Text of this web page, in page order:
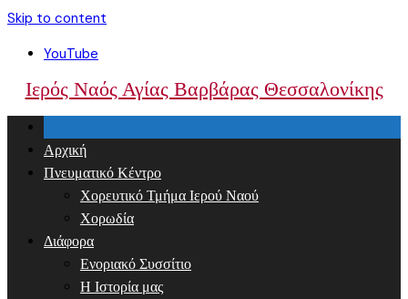
Skip to content
YouTube
Ιερός Ναός Αγίας Βαρβάρας Θεσσαλονίκης
Αρχική
Πνευματικό Κέντρο
Χορευτικό Τμήμα Ιερού Ναού
Χορωδία
Διάφορα
Ενοριακό Συσσίτιο
Η Ιστορία μας